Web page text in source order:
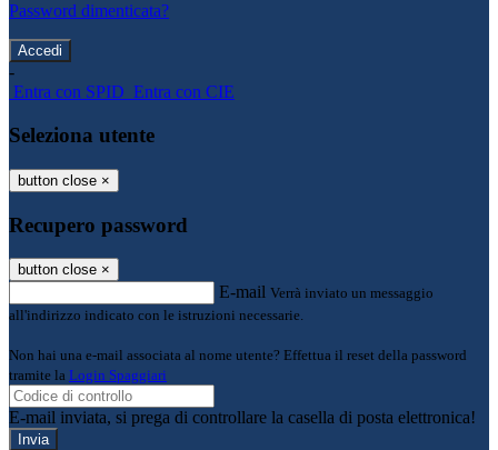
Password dimenticata?
-
Entra con SPID Entra con CIE
Seleziona utente
button close ×
Recupero password
button close ×
E-mail Verrà inviato un messaggio
all'indirizzo indicato con le istruzioni necessarie.
Non hai una e-mail associata al nome utente? Effettua il reset della password
tramite la Login Spaggiari
E-mail inviata, si prega di controllare la casella di posta elettronica!